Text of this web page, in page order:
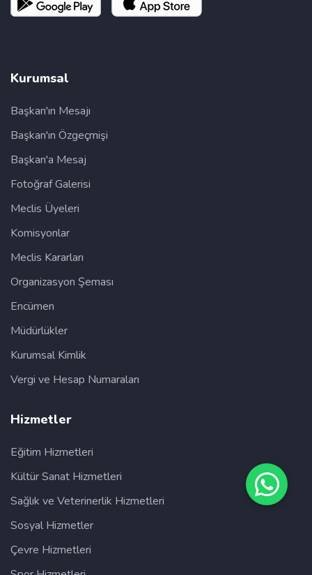
Kurumsal
Başkan'ın Mesajı
Başkan'ın Özgeçmişi
Başkan'a Mesaj
Fotoğraf Galerisi
Meclis Üyeleri
Komisyonlar
Meclis Kararları
Organizasyon Şeması
Encümen
Müdürlükler
Kurumsal Kimlik
Vergi ve Hesap Numaraları
Hizmetler
Eğitim Hizmetleri
Kültür Sanat Hizmetleri
Sağlık ve Veterinerlik Hizmetleri
Sosyal Hizmetler
Çevre Hizmetleri